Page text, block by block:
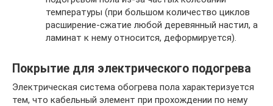
температуры (при большом количество циклов
расширение-сжатие любой деревянный настил, а
ламинат к нему относится, деформируется).
Покрытие для электрического подогрева
Электрическая система обогрева пола характеризуется
тем, что кабельный элемент при прохождении по нему